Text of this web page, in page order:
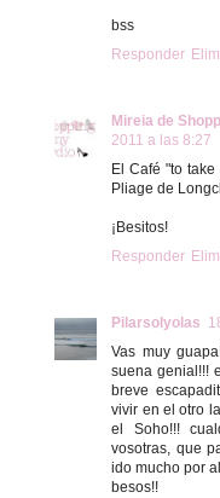
bss
Responder
Mireia de
2011 a las 8:27
El Café "to
Pliage de
¡Besitos!
Responder
Pilarsolyolas
Vas muy
suena genial!!!
breve
vivir en el otro
el Soho!!!
vosotras, que
ido mucho por
besos!!